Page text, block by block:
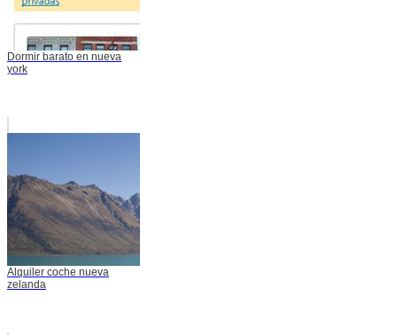
Dormir barato en nueva
york
Alquiler coche nueva
zelanda